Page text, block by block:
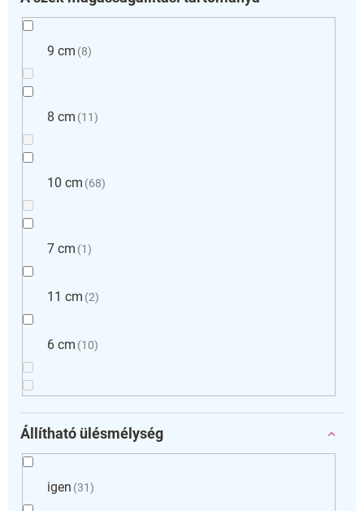
9 cm 8
8 cm 11
10 cm 68
7 cm 1
11 cm 2
6 cm 10
Állítható ülésmélység
igen 31